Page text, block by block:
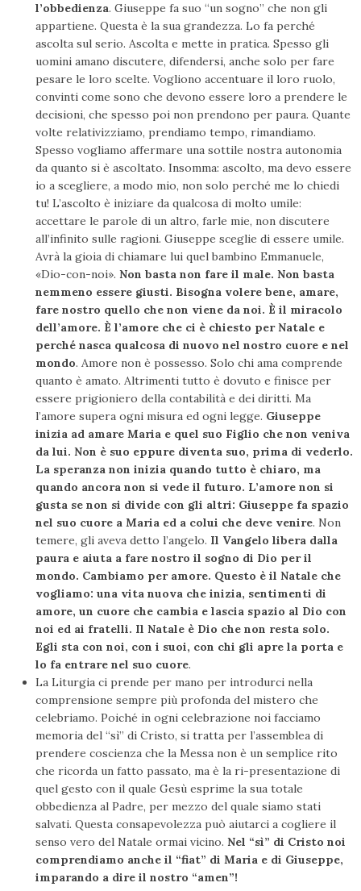
l’obbedienza. Giuseppe fa suo “un sogno” che non gli
appartiene. Questa è la sua grandezza. Lo fa perché
ascolta sul serio. Ascolta e mette in pratica. Spesso gli
uomini amano discutere, difendersi, anche solo per fare
pesare le loro scelte. Vogliono accentuare il loro ruolo,
convinti come sono che devono essere loro a prendere le
decisioni, che spesso poi non prendono per paura. Quante
volte relativizziamo, prendiamo tempo, rimandiamo.
Spesso vogliamo affermare una sottile nostra autonomia
da quanto si è ascoltato. Insomma: ascolto, ma devo essere
io a scegliere, a modo mio, non solo perché me lo chiedi
tu! L’ascolto è iniziare da qualcosa di molto umile:
accettare le parole di un altro, farle mie, non discutere
all’infinito sulle ragioni. Giuseppe sceglie di essere umile.
Avrà la gioia di chiamare lui quel bambino Emmanuele,
«Dio-con-noi». Non basta non fare il male. Non basta
nemmeno essere giusti. Bisogna volere bene, amare,
fare nostro quello che non viene da noi. È il miracolo
dell’amore. È l’amore che ci è chiesto per Natale e
perché nasca qualcosa di nuovo nel nostro cuore e nel
mondo. Amore non è possesso. Solo chi ama comprende
quanto è amato. Altrimenti tutto è dovuto e finisce per
essere prigioniero della contabilità e dei diritti. Ma
l’amore supera ogni misura ed ogni legge. Giuseppe
inizia ad amare Maria e quel suo Figlio che non veniva
da lui. Non è suo eppure diventa suo, prima di vederlo.
La speranza non inizia quando tutto è chiaro, ma
quando ancora non si vede il futuro. L’amore non si
gusta se non si divide con gli altri: Giuseppe fa spazio
nel suo cuore a Maria ed a colui che deve venire. Non
temere, gli aveva detto l’angelo. Il Vangelo libera dalla
paura e aiuta a fare nostro il sogno di Dio per il
mondo. Cambiamo per amore. Questo è il Natale che
vogliamo: una vita nuova che inizia, sentimenti di
amore, un cuore che cambia e lascia spazio al Dio con
noi ed ai fratelli. Il Natale è Dio che non resta solo.
Egli sta con noi, con i suoi, con chi gli apre la porta e
lo fa entrare nel suo cuore.
La Liturgia ci prende per mano per introdurci nella
comprensione sempre più profonda del mistero che
celebriamo. Poiché in ogni celebrazione noi facciamo
memoria del “sì” di Cristo, si tratta per l’assemblea di
prendere coscienza che la Messa non è un semplice rito
che ricorda un fatto passato, ma è la ri-presentazione di
quel gesto con il quale Gesù esprime la sua totale
obbedienza al Padre, per mezzo del quale siamo stati
salvati. Questa consapevolezza può aiutarci a cogliere il
senso vero del Natale ormai vicino. Nel “sì” di Cristo noi
comprendiamo anche il “fiat” di Maria e di Giuseppe,
imparando a dire il nostro “amen”!